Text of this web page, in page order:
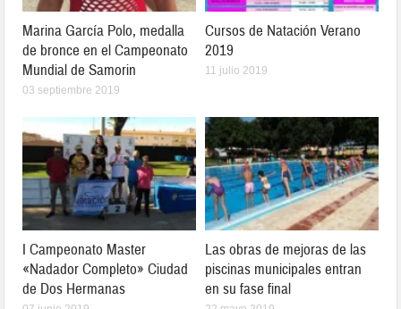
Marina García Polo, medalla
de bronce en el Campeonato
Mundial de Samorin
03 septiembre 2019
Cursos de Natación Verano
2019
11 julio 2019
I Campeonato Master
«Nadador Completo» Ciudad
de Dos Hermanas
Las obras de mejoras de las
piscinas municipales entran
en su fase final